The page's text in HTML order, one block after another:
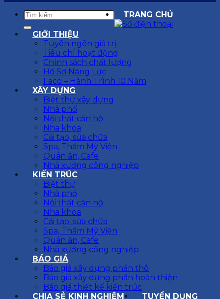
TRANG CHỦ
GIỚI THIỆU
Tuyên ngôn giá trị
Tiêu chí hoạt động
Chính sách chất lượng
Hồ Sơ Năng Lực
Faco – Hành Trình 10 Năm
XÂY DỰNG
Biệt thự xây dựng
Nhà phố
Nội thất căn hộ
Nha khoa
Cải tạo, sửa chữa
Spa, Thẩm Mỹ Viện
Quán ăn, Cafe
Nhà xưởng công nghiệp
KIẾN TRÚC
Biệt thự
Nhà phố
Nội thất căn hộ
Nha khoa
Cải tạo, sửa chữa
Spa, Thẩm Mỹ Viện
Quán ăn, Cafe
Nhà xưởng công nghiệp
BÁO GIÁ
Báo giá xây dựng phần thô
Báo giá xây dựng phần hoàn thiện
Báo giá thiết kế kiến trúc
CHIA SẺ KINH NGHIỆM
TUYỂN DỤNG